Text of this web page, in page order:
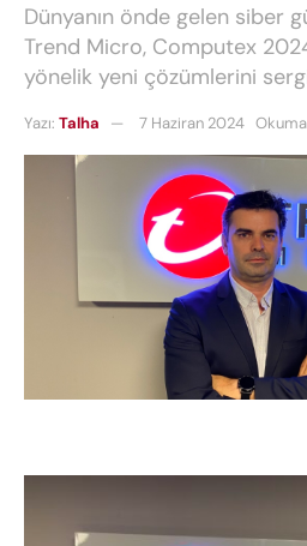
Dünyanın önde gelen siber
Trend Micro, Computex
yönelik yeni çözümlerini
Yazı: Talha 7 Haziran 2024